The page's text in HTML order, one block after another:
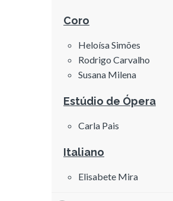
Coro
Heloísa Simões
Rodrigo Carvalho
Susana Milena
Estúdio de Ópera
Carla Pais
Italiano
Elisabete Mira